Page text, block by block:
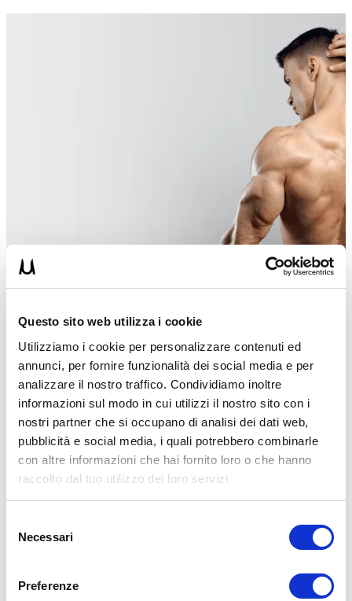
Questo sito web utilizza i cookie
Utilizziamo i cookie per personalizzare contenuti ed
annunci, per fornire funzionalità dei social media e per
analizzare il nostro traffico. Condividiamo inoltre
informazioni sul modo in cui utilizzi il nostro sito con i
nostri partner che si occupano di analisi dei dati web,
pubblicità e social media, i quali potrebbero combinarle
con altre informazioni che hai fornito loro o che hanno
raccolto dal tuo utilizzo dei loro servizi.
delNecessari
Preferenze
MATTIA BABETTO
Come Ridurre il GRASSO ADDOMINALE | GUIDA
COMPLETA (Ectomorfo)
Ciao e benvenuto in questo nuovissimo articolo in cui vediamo
Leggi tutto